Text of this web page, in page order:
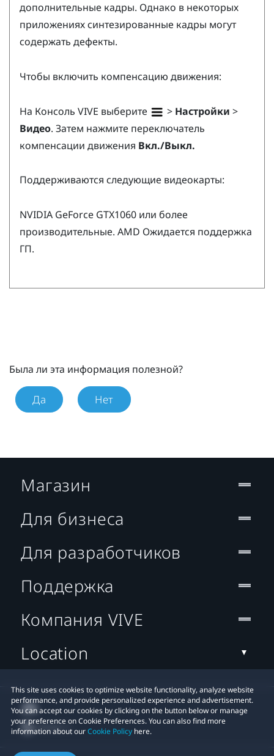
дополнительные кадры. Однако в некоторых
приложениях синтезированные кадры могут
содержать дефекты.
Чтобы включить компенсацию движения:
На Консоль VIVE выберите > Настройки >
Видео. Затем нажмите переключатель
компенсации движения Вкл./Выкл.
Поддерживаются следующие видеокарты:
NVIDIA GeForce GTX1060 или более
производительные. AMD Ожидается поддержка
ГП.
Была ли эта информация полезной?
Да Нет
This site uses cookies to optimize website functionality, analyze website
performance, and provide personalized experience and advertisement.
You can accept our cookies by clicking on the button below or manage
your preference on Cookie Preferences. You can also find more
information about ourCookie Policy here.
Магазин
Для бизнеса
Для разработчиков
Поддержка
Компания VIVE
Location